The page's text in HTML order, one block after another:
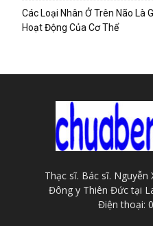
Các Loại Nhân Ở Trên Não Là
Hoạt Động Của Cơ Thể
Thạc sĩ. Bác sĩ. Nguyễn
Đông y Thiên Đức tại
Điện thoại: